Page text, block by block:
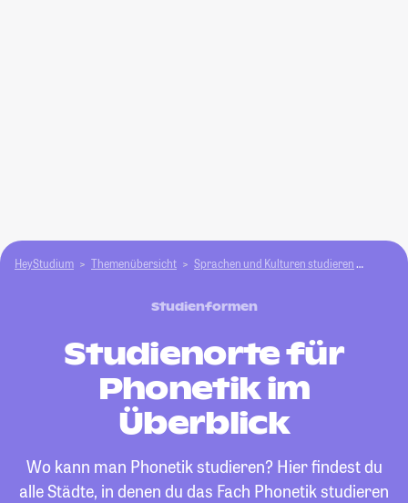
HeyStudium Themenübersicht Sprachen und Kulturen studieren
Studienformen
Studienorte für
Phonetik im
Überblick
Wo kann man Phonetik studieren? Hier findest du
alle Städte, in denen du das Fach Phonetik studieren